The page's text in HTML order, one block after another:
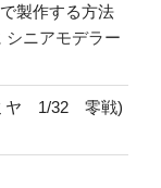
製作する方法
シニアモデラー
ミヤ 1/32 零戦)